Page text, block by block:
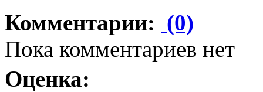
Комментарии: (0)
Пока комментариев нет
Оценка: